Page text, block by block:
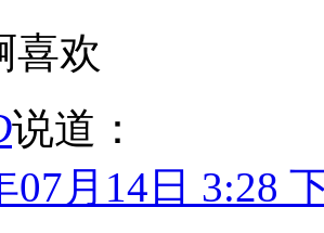
喜欢
说道：
07月14日 3:28